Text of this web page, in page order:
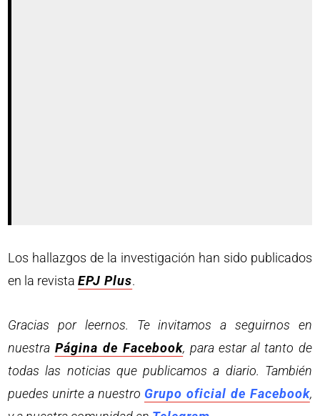
Los hallazgos de la investigación han sido publicados
en la revistaEPJ Plus.
Gracias por leernos. Te invitamos a seguirnos en
nuestra Página de Facebook, para estar al tanto de
todas las noticias que publicamos a diario. También
puedes unirte a nuestro Grupo oficial de Facebook,